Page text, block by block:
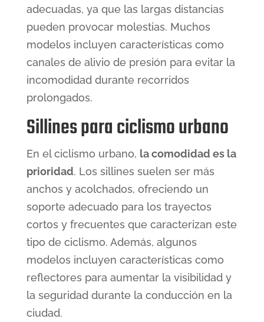
adecuadas, ya que las largas distancias
pueden provocar molestias. Muchos
modelos incluyen características como
canales de alivio de presión para evitar la
incomodidad durante recorridos
prolongados.
Sillines para ciclismo urbano
En el ciclismo urbano, la comodidad es la
prioridad. Los sillines suelen ser más
anchos y acolchados, ofreciendo un
soporte adecuado para los trayectos
cortos y frecuentes que caracterizan este
tipo de ciclismo. Además, algunos
modelos incluyen características como
reflectores para aumentar la visibilidad y
la seguridad durante la conducción en la
ciudad.